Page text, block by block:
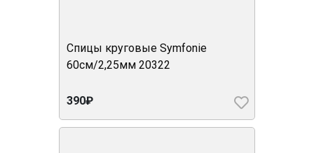
Спицы круговые Symfonie
60см/2,25мм 20322
390₽